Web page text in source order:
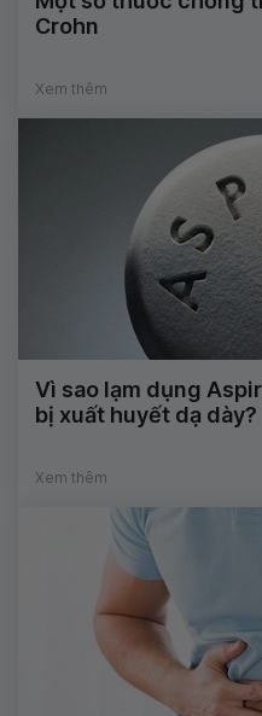
Crohn
Xem thêm
Vì sao lạm dụng
bị xuất huyết dạ dày?
Xem thêm